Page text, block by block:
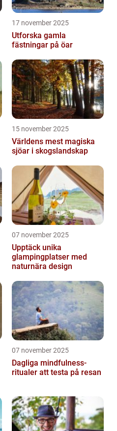
17 november 2025
Utforska gamla
fästningar på öar
15 november 2025
Världens mest magiska
sjöar i skogslandskap
07 november 2025
Upptäck unika
glampingplatser med
naturnära design
07 november 2025
Dagliga mindfulness-
ritualer att testa på resan